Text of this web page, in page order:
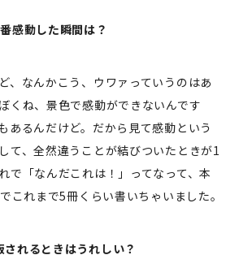
感動した瞬間は？
、なんかこう、ウワァっていうのはあ
くね、景色で感動ができないんです
あるんだけど。だから見て感動という
て、全然違うことが結びついたときが1
で「なんだこれは！」ってなって、本
これまで5冊くらい書いちゃいました。
れるときはうれしい？